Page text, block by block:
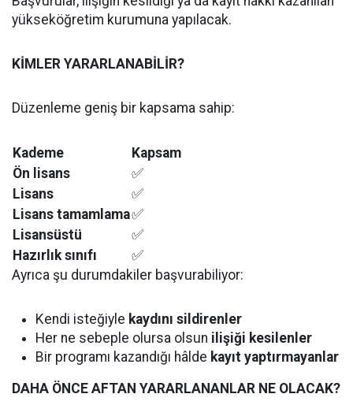
yükseköğretim kurumuna yapılacak.
KİMLER YARARLANABİLİR?
Düzenleme geniş bir kapsama sahip:
Kademe
Kapsam
Ön lisans
✅
Lisans
✅
Lisans tamamlama✅
Lisansüstü
✅
Hazırlık sınıfı
✅
Ayrıca şu durumdakiler başvurabiliyor:
Kendi isteğiyle kaydını sildirenler
Her ne sebeple olursa olsun ilişiği kesilenler
Bir programı kazandığı hâlde kayıt yaptırmayanlar
DAHA ÖNCE AFTAN YARARLANANLAR NE OLACAK?